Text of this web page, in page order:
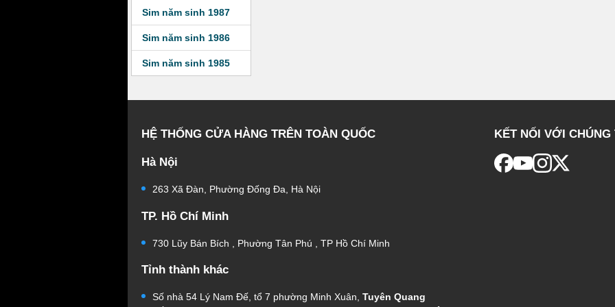
Sim năm sinh 1987
Sim năm sinh 1986
Sim năm sinh 1985
HỆ THỐNG CỬA HÀNG TRÊN TOÀN QUỐC
Hà Nội
263 Xã Đàn, Phường Đống Đa, Hà Nội
TP. Hồ Chí Minh
730 Lũy Bán Bích , Phường Tân Phú , TP Hồ Chí Minh
Tỉnh thành khác
Số nhà 54 Lý Nam Đế, tổ 7 phường Minh Xuân, Tuyên Quang
KẾT NỐI VỚI CHÚNG